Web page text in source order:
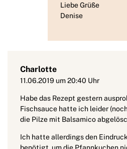
Liebe Grüße
Denise
Charlotte
11.06.2019 um 20:40 Uhr
Habe das Rezept gestern
Fischsauce hatte ich leider
die Pilze mit Balsamico
Ich hatte allerdings den
benötigt, um die Pfannkuchen